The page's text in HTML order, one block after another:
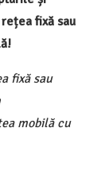
fixă sau
fixă sau
mobilă cu